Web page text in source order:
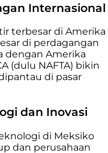
Internasional
terbesar di Amerika
di perdagangan
dengan Amerika
(dulu NAFTA) bikin
di pasar
dan Inovasi
di Meksiko
dan perusahaan